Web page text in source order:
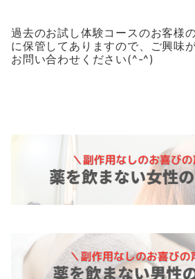
過去のお試し体験コースのお客様
に保管してありますので、ご興味
お問い合わせください(^-^)